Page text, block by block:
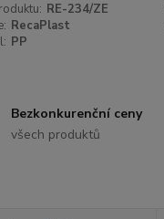
RE-234/ZE
RecaPlast
PP
Bezkonkurenční ceny
všech produktů